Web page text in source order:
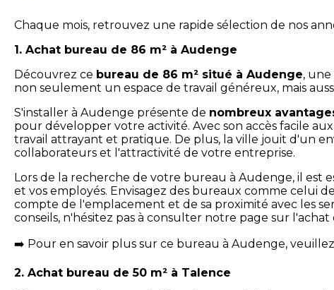
Chaque mois, retrouvez une rapide sélection de nos
1. Achat bureau de 86 m² à Audenge
Découvrez ce bureau de 86 m² situé à Audenge,
non seulement un espace de travail généreux, mais
S'installer à Audenge présente de nombreux
pour développer votre activité. Avec son accès facile
travail attrayant et pratique. De plus, la ville jouit d'un
collaborateurs et l'attractivité de votre entreprise.
Lors de la recherche de votre bureau à Audenge, il est
et vos employés. Envisagez des bureaux comme celui
compte de l'emplacement et de sa proximité avec les
conseils, n'hésitez pas à consulter notre page sur
➡️ Pour en savoir plus sur ce bureau à Audenge,
2. Achat bureau de 50 m² à Talence